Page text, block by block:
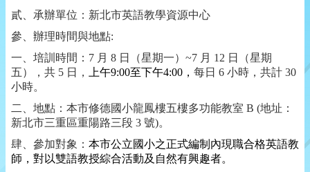
貳、承辦單位：新北市英語教學資源中心
參、辦理時間與地點:
一、培訓時間： 7 月 8 日（星期一） ~7 月 12 日（星期
五），共 5 日， 上午9:00至下午4:00 ， 每日 6 小時，共計 30
小時。
二、地點：本市修德國小龍鳳樓五樓多功能教室 B (地址：
新北市三重區重陽路三段 3 號)。
肆、參加對象： 本市公立國小之正式編制內現職合格英語教
師，對以雙語教授綜合活動及自然有興趣者。